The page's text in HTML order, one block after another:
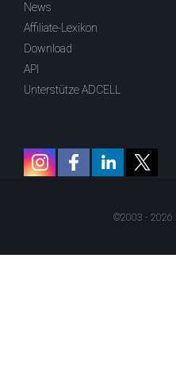
News
Affiliate-Lexikon
Download
API
Unterstütze ADCELL
©2003 - 2026